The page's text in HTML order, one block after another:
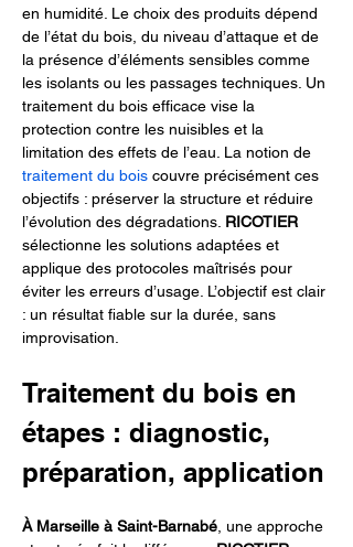
en humidité. Le choix des produits dépend
de l’état du bois, du niveau d’attaque et de
la présence d’éléments sensibles comme
les isolants ou les passages techniques. Un
traitement du bois efficace vise la
protection contre les nuisibles et la
limitation des effets de l’eau. La notion de
traitement du bois couvre précisément ces
objectifs : préserver la structure et réduire
l’évolution des dégradations. RICOTIER
sélectionne les solutions adaptées et
applique des protocoles maîtrisés pour
éviter les erreurs d’usage. L’objectif est clair
: un résultat fiable sur la durée, sans
improvisation.
Traitement du bois en
étapes : diagnostic,
préparation, application
À Marseille à Saint-Barnabé , une approche